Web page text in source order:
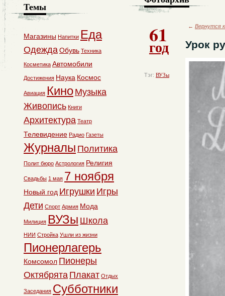
61
год
Тэг: ВУЗы
← Вернутся
Урок
Темы
Магазины Напитки Еда
ОдеждаОбувь Техника
Косметика Автомобили
Достижения Наука Космос
Авиация Кино Музыка
Живопись Книги
Архитектура Театр
Телевидение Радио Газеты
Журналы Политика
Полит бюро Астрология Религия
Свадьбы 1 мая 7 ноября
Новый год Игрушки Игры
Дети Спорт Армия Мода
Милиция ВУЗы Школа
НИИ Стройка Ушли из жизни
Пионерлагерь
Комсомол Пионеры
Октябрята Плакат Отдых
Заседания Субботники